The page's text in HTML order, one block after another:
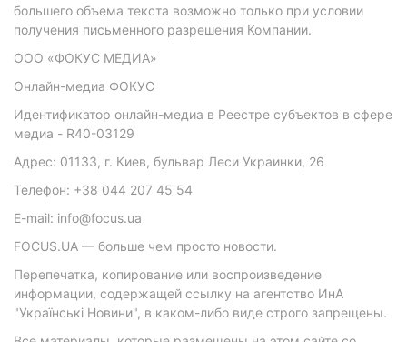
большего объема текста возможно только при условии
получения письменного разрешения Компании.
ООО «ФОКУС МЕДИА»
Онлайн-медиа ФОКУС
Идентификатор онлайн-медиа в Реестре субъектов в сфере
медиа - R40-03129
Адрес: 01133, г. Киев, бульвар Леси Украинки, 26
Телефон: +38 044 207 45 54
E-mail: info@focus.ua
FOCUS.UA — больше чем просто новости.
Перепечатка, копирование или воспроизведение
информации, содержащей ссылку на агентство ИнА
"Українські Новини", в каком-либо виде строго запрещены.